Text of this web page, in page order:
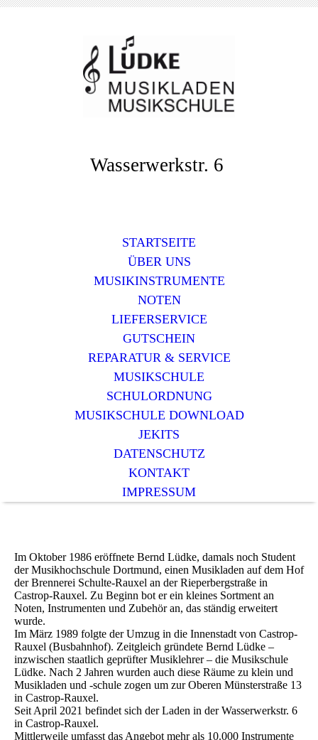
Wasserwerkstr. 6
STARTSEITE
ÜBER UNS
MUSIKINSTRUMENTE
NOTEN
LIEFERSERVICE
GUTSCHEIN
REPARATUR & SERVICE
MUSIKSCHULE
SCHULORDNUNG
MUSIKSCHULE DOWNLOAD
JEKITS
DATENSCHUTZ
KONTAKT
IMPRESSUM
Im Oktober 1986 eröffnete Bernd Lüdke, damals noch Student
der Musikhochschule Dortmund, einen Musikladen auf dem Hof
der Brennerei Schulte-Rauxel an der Rieperbergstraße in
Castrop-Rauxel. Zu Beginn bot er ein kleines Sortment an
Noten, Instrumenten und Zubehör an, das ständig erweitert
wurde.
Im März 1989 folgte der Umzug in die Innenstadt von Castrop-
Rauxel (Busbahnhof). Zeitgleich gründete Bernd Lüdke –
inzwischen staatlich geprüfter Musiklehrer – die Musikschule
Lüdke. Nach 2 Jahren wurden auch diese Räume zu klein und
Musikladen und -schule zogen um zur Oberen Münsterstraße 13
in Castrop-Rauxel.
Seit April 2021 befindet sich der Laden in der Wasserwerkstr. 6
in Castrop-Rauxel.
Mittlerweile umfasst das Angebot mehr als 10.000 Instrumente